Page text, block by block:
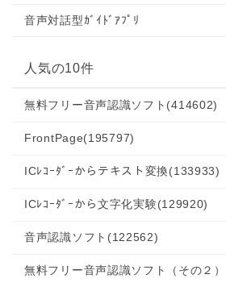
音声対話型ｶﾞｲﾄﾞｱﾌﾟﾘ
人気の10件
無料フリー音声認識ソフト (414602)
FrontPage(195797)
ICﾚｺｰﾀﾞｰからテキスト変換(133933)
ICﾚｺｰﾀﾞｰから文字化実験(129920)
音声認識ソフト (122562)
無料フリー音声認識ソフト（その２）